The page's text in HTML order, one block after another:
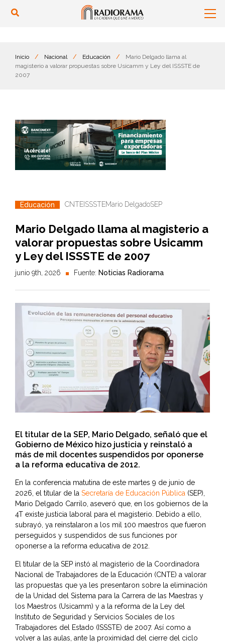
Inicio / Nacional / Educación /
Mario Delgado llama al
magisterio a valorar propuestas sobre Usicamm y Ley del ISSSTE de
2007
Educación CNTE ISSSTEMario DelgadoSEP
Mario Delgado llama al magisterio a
valorar propuestas sobre Usicamm
y Ley del ISSSTE de 2007
junio 9th, 2026 Fuente: Noticias Radiorama
El titular de la SEP, Mario Delgado, señaló que el
Gobierno de México hizo justicia y reinstaló a
más de mil docentes suspendidos por oponerse
a la reforma educativa de 2012.
En la conferencia matutina de este martes 9 de junio de
2026, el titular de la Secretaría de Educación Pública (SEP),
Mario Delgado Carrilo, aseveró que, en los gobiernos de la
4T existe justicia laboral para el magisterio. Debido a ello,
subrayó, ya reinstalaron a los mil 100 maestros que fueron
perseguidos y suspendidos de sus funciones por
oponerse a la reforma educativa de 2012.
El titular de la SEP instó al magisterio de la Coordinadora
Nacional de Trabajadores de la Educación (CNTE) a valorar
las propuestas que ya les presentaron sobre la eliminación
de la Unidad del Sistema para la Carrera de las Maestras y
los Maestros (Usicamm) y a la reforma de la Ley del
Instituto de Seguridad y Servicios Sociales de los
Trabajadores del Estado (ISSSTE) de 2007. Así como a
volver a las aulas, ante la proximidad del cierre del ciclo